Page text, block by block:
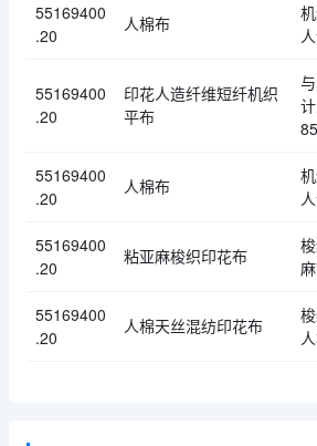
55169400
.20
人棉布
55169400
.20
印花人造纤维短纤机织
平布
55169400
.20
人棉布
55169400
.20
粘亚麻梭织印花布
55169400
.20
人棉天丝混纺印花布